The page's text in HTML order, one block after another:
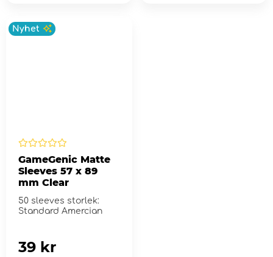
Nyhet
GameGenic Matte
Sleeves 57 x 89
mm Clear
50 sleeves storlek:
Standard Amercian
39 kr